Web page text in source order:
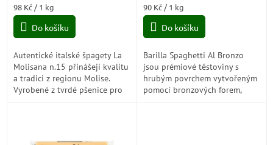
5,0
5
Měrná
cena:
98 Kč / 1 kg
Do košíku
Autentické italské špagety La
Molisana n.15 přinášejí kvalitu
a tradici z regionu Molise.
Vyrobené z tvrdé pšenice pro
5,0
5
Měrná
cena:
90 Kč / 1 kg
Do košíku
Barilla Spaghetti Al Bronzo
jsou prémiové těstoviny s
hrubým povrchem vytvořeným
pomocí bronzových forem,